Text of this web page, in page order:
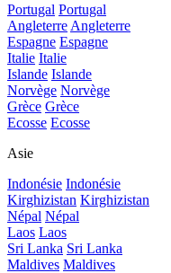
Portugal Portugal
Angleterre Angleterre
Espagne Espagne
Italie Italie
Islande Islande
Norvège Norvège
Grèce Grèce
Ecosse Ecosse
Asie
Indonésie Indonésie
Kirghizistan Kirghizistan
Népal Népal
Laos Laos
Sri Lanka Sri Lanka
Maldives Maldives